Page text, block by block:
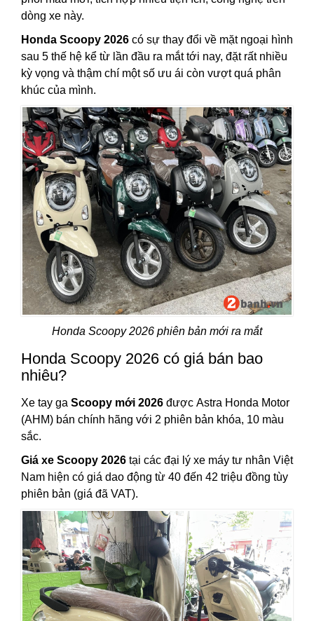
dòng xe này.
Honda Scoopy 2026 có sự thay đổi về mặt ngoại hình
sau 5 thế hệ kể từ lần đầu ra mắt tới nay, đặt rất nhiều
kỳ vọng và thậm chí một số ưu ái còn vượt quá phân
khúc của mình.
Honda Scoopy 2026 phiên bản mới ra mắt
Honda Scoopy 2026 có giá bán bao
nhiêu?
Xe tay ga Scoopy mới 2026 được Astra Honda Motor
(AHM) bán chính hãng với 2 phiên bản khóa, 10 màu
sắc.
Giá xe Scoopy 2026 tại các đại lý xe máy tư nhân Việt
Nam hiện có giá dao động từ 40 đến 42 triệu đồng tùy
phiên bản (giá đã VAT).